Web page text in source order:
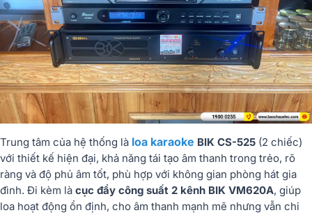
Trung tâm của hệ thống là loa karaoke BIK CS-525 (2 chiếc)
với thiết kế hiện đại, khả năng tái tạo âm thanh trong trẻo, rõ
ràng và độ phủ âm tốt, phù hợp với không gian phòng hát gia
đình. Đi kèm là cục đẩy công suất 2 kênh BIK VM620A, giúp
loa hoạt động ổn định, cho âm thanh mạnh mẽ nhưng vẫn chi